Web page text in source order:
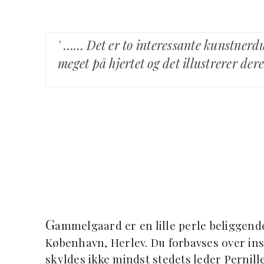
' …… Det er to interessante
meget på hjertet og det illustrerer
Gammelgaard er en lille perle
København, Herlev. Du forbavses over
skyldes ikke mindst stedets leder